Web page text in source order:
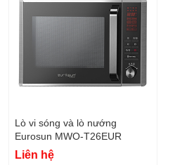
Lò vi sóng và lò nướng
Eurosun MWO-T26EUR
Liên hệ